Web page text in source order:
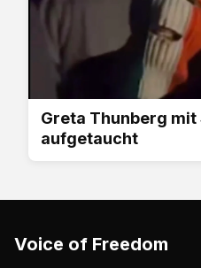
Greta Thunberg
aufgetaucht
Voice of Freedom